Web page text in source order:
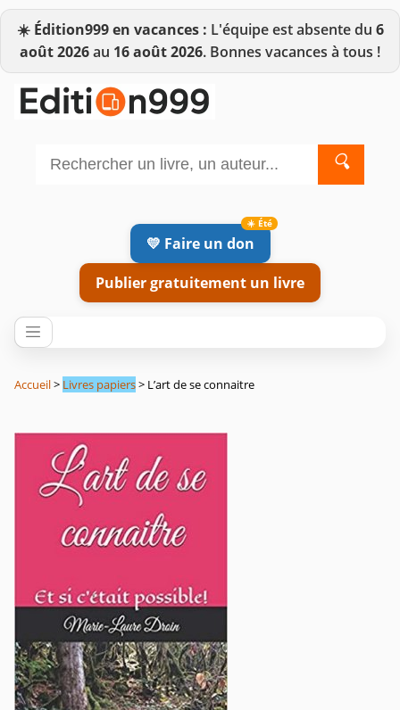
☀️ Édition999 en vacances : L'équipe est absente du 6
août 2026au 16 août 2026. Bonnes vacances à tous !
🔍
💛 Faire un don
Publier gratuitement un livre
Accueil> Livres papiers> L’art de se connaitre